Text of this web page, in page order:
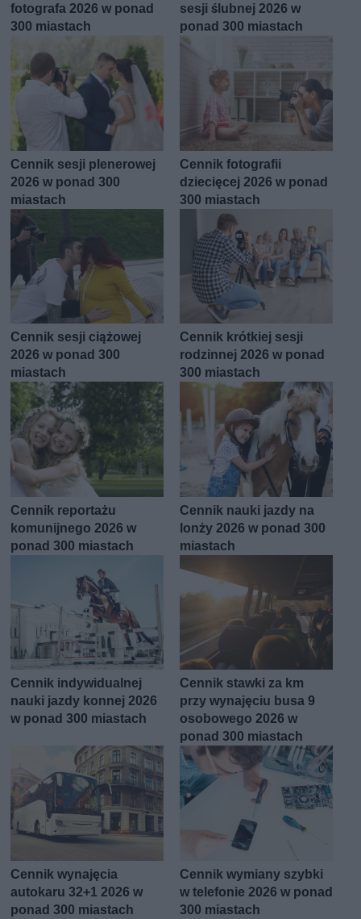
fotografa 2026 w ponad
300 miastach
sesji ślubnej 2026 w
ponad 300 miastach
Cennik sesji plenerowej
2026 w ponad 300
miastach
Cennik fotografii
dziecięcej 2026 w ponad
300 miastach
Cennik sesji ciążowej
2026 w ponad 300
miastach
Cennik krótkiej sesji
rodzinnej 2026 w ponad
300 miastach
Cennik reportażu
komunijnego 2026 w
ponad 300 miastach
Cennik nauki jazdy na
lonży 2026 w ponad 300
miastach
Cennik indywidualnej
nauki jazdy konnej 2026
w ponad 300 miastach
Cennik stawki za km
przy wynajęciu busa 9
osobowego 2026 w
ponad 300 miastach
Cennik wynajęcia
autokaru 32+1 2026 w
ponad 300 miastach
Cennik wymiany szybki
w telefonie 2026 w ponad
300 miastach